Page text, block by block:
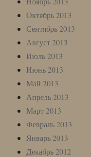
Октябрь 2013
Сентябрь 2013
Август 2013
Июль 2013
Июнь 2013
Май 2013
Апрель 2013
Март 2013
Февраль 2013
Январь 2013
Декабрь 2012